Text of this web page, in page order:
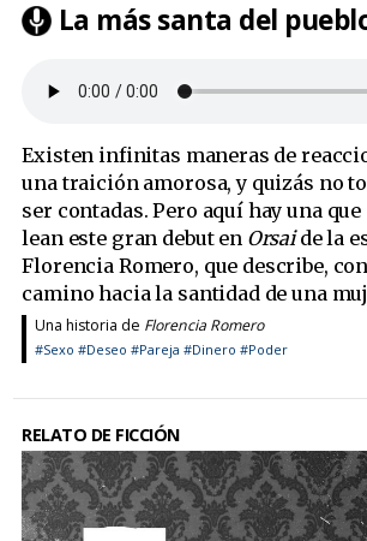
La más santa del
Existen infinitas maneras de
una traición amorosa, y quizás no
ser contadas. Pero aquí hay una
lean este gran debut en Orsaide la
Florencia Romero, que describe,
camino hacia la santidad de una
Una historia de Florencia Romero
#Sexo #Deseo #Pareja #Dinero #Poder
RELATO DE FICCIÓN